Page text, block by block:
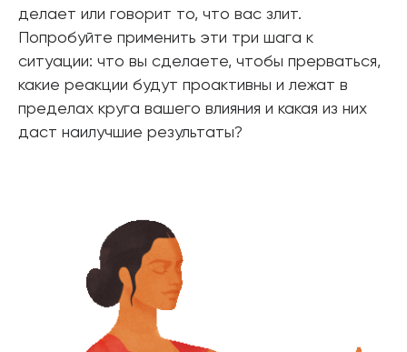
делает или говорит то, что вас злит.
Попробуйте применить эти три шага к
ситуации: что вы сделаете, чтобы прерваться,
какие реакции будут проактивны и лежат в
пределах круга вашего влияния и какая из них
даст наилучшие результаты?